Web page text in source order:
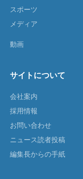
スポーツ
メディア
動画
サイトについて
会社案内
採用情報
お問い合わせ
ニュース読者投稿
編集長からの手紙